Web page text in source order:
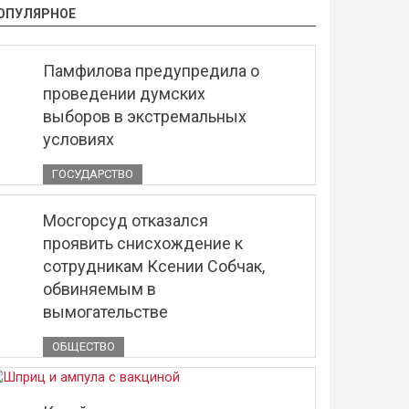
Памфилова предупредила о
проведении думских
выборов в экстремальных
условиях
ГОСУДАРСТВО
Мосгорсуд отказался
проявить снисхождение к
сотрудникам Ксении Собчак,
обвиняемым в
вымогательстве
ОБЩЕСТВО